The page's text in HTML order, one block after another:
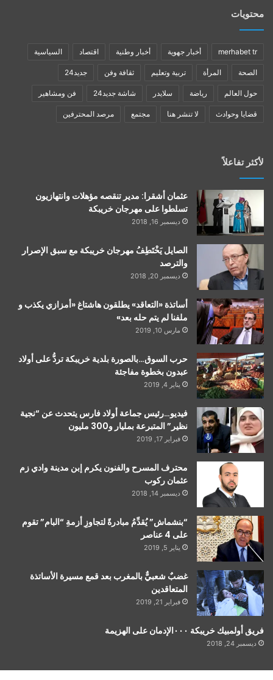
محتويات
merhabet tr أخبار جهوية أخبار وطنية اقتصاد السياسية
الصحة المرأة تربية وتعليم ثقافة وفن جديد24
حول العالم رياضة سلايدر شاشة جديد24 فن ومشاهير
قضايا وحوادث لا تنشر هنا مجتمع مرصد المحترفين
لأكثر تفاعلاً
عثمان أشقرا: مدير تنقصه مؤهلات وانتهازيون
تسلطوا على مهرجان خريبكة
ديسمبر 16, 2018
الصايل يَخْتَطِفُ مهرجان خريبكة مع سبق الإصرار
والترصد
ديسمبر 20, 2018
أساتذة «التعاقد» يطلقون هاشتاغ «أمزازي يكذب و
ملفنا لم يتم حله بعد»
مارس 10, 2019
حرب السوق…بالصورة بلدية خريبكة تردُّ على أولاد
عبدون بخطوة مفاجئة
يناير 4, 2019
فيديو…رئيس جماعة أولاد فارس يتحدث عن “نجية
نظير” المتبرعة بمليار و300 مليون
فبراير 17, 2019
محترف المسرح والفنون يكرم إبن مدينة وادي زم
عثمان ركوب
ديسمبر 14, 2018
“بنشماش” يُقدِّمُ مبادرةً لتجاوزِ أزمةِ “البام” تقوم
على 4 عناصر
يناير 5, 2019
غضبٌ شعبيٌّ بالمغرب بعد قمع مسيرة الأساتذة
المتعاقدين
فبراير 21, 2019
فريق أولمبيك خريبكة ٠٠٠الإدمان على الهزيمة
ديسمبر 24, 2018